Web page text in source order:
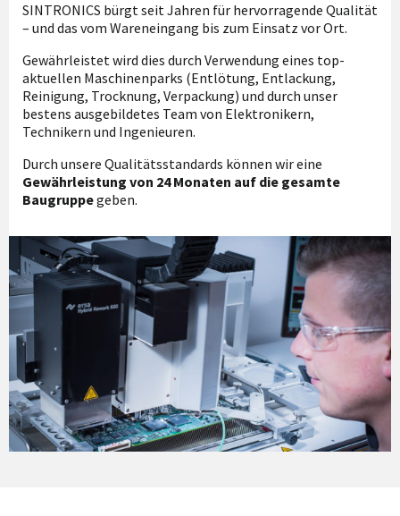
SINTRONICS bürgt seit Jahren für hervorragende Qualität
– und das vom Wareneingang bis zum Einsatz vor Ort.
Gewährleistet wird dies durch Verwendung eines top-
aktuellen Maschinenparks (Entlötung, Entlackung,
Reinigung, Trocknung, Verpackung) und durch unser
bestens ausgebildetes Team von Elektronikern,
Technikern und Ingenieuren.
Durch unsere Qualitätsstandards können wir eine
Gewährleistung von 24 Monaten auf die gesamte
Baugruppegeben.